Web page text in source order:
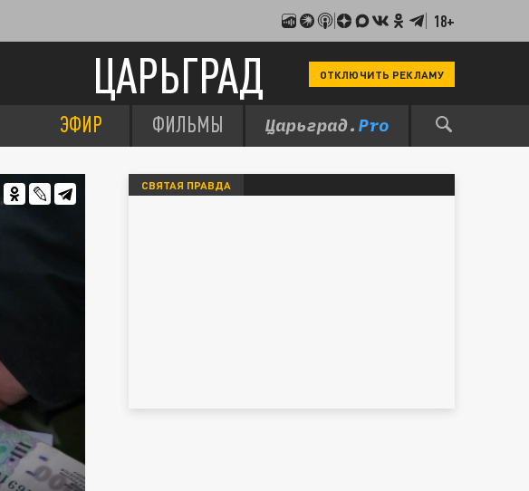
18+
ЦАРЬГРАД ОТКЛЮЧИТЬ РЕКЛАМУ
ЭФИР ФИЛЬМЫ
СВЯТАЯ ПРАВДА